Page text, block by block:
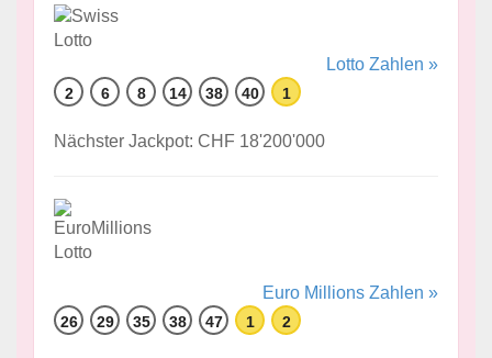
Lotto Zahlen »
2 6 8 14 38 40 1
Nächster Jackpot: CHF 18'200'000
Euro Millions Zahlen »
26 29 35 38 47 1 2